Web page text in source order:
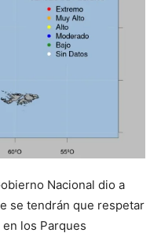
Nacional dio a
se tendrán que respetar
los Parques